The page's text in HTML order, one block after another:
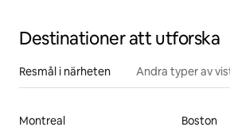
Destinationer att utforska
Resmål i närheten Andra typer av
Montreal
Boston